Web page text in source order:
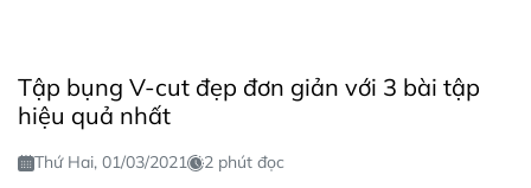
Tập bụng V-cut đẹp đơn giản với 3 bài tập
hiệu quả nhất
Thứ Hai, 01/03/2021
2 phút đọc